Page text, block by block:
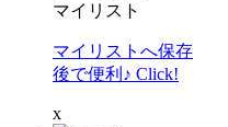
マイリスト
マイリストへ保存
後で便利♪ Click!
x